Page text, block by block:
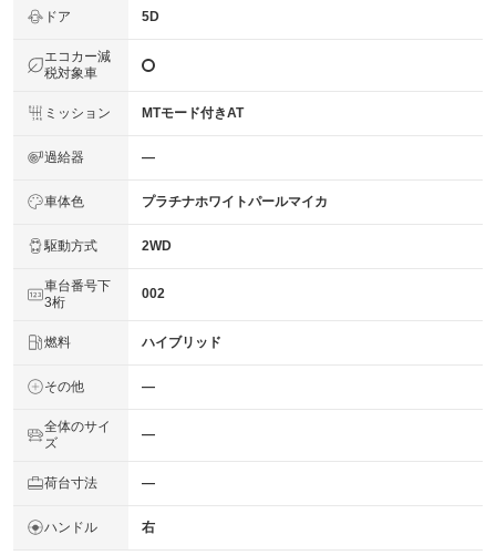
ドア 5D
エコカー減
税対象車
ミッション MTモード付きAT
過給器 ―
車体色 プラチナホワイトパールマイカ
駆動方式 2WD
車台番号下
3桁
002
燃料 ハイブリッド
その他 ―
全体のサイ
ズ
―
荷台寸法 ―
ハンドル 右